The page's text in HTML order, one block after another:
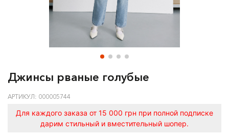
Джинсы рваные голубые
АРТИКУЛ: 000005744
Для каждого заказа от 15 000 грн при полной подписке
дарим стильный и вместительный шопер.